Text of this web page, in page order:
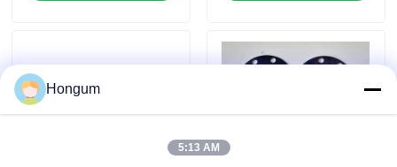
Segel Diafragma Karet
Diafragma Karet Katup
Hongum
5:13 AM